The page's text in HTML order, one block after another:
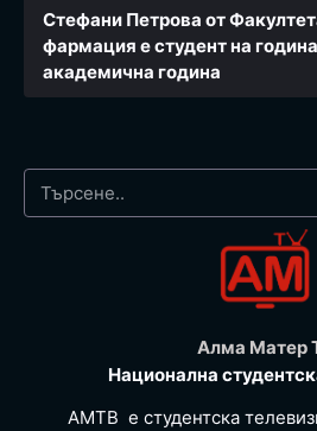
Стефани Петрова от
фармация e студент на
академична година
Алма Матер
Национална
АМТВ е студентска